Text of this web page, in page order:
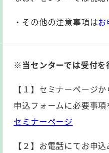
・その他の注意事項はお
※当センターでは受付を
【１】セミナーページ
申込フォームに必要事項
セミナーページ
【２】お電話にてお申込